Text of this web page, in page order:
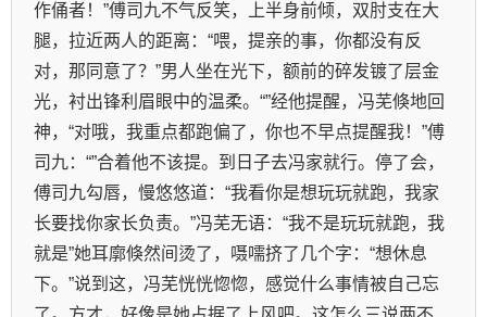
作俑者！”傅司九不气反笑，上半身前倾，双肘支在大
腿，拉近两人的距离：“喂，提亲的事，你都没有反
对，那同意了？”男人坐在光下，额前的碎发镀了层金
光，衬出锋利眉眼中的温柔。“”经他提醒，冯芜倏地回
神，“对哦，我重点都跑偏了，你也不早点提醒我！”傅
司九：“”合着他不该提。到日子去冯家就行。停了会，
傅司九勾唇，慢悠悠道：“我看你是想玩玩就跑，我家
长要找你家长负责。”冯芜无语：“我不是玩玩就跑，我
就是”她耳廓倏然间烫了，嗫嚅挤了几个字：“想休息
下。”说到这，冯芜恍恍惚惚，感觉什么事情被自己忘